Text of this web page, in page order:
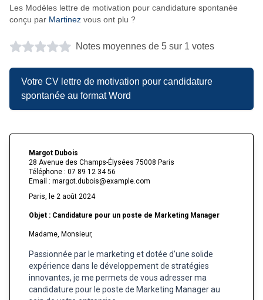
Les Modèles lettre de motivation pour candidature spontanée
conçu par Martinez vous ont plu ?
Notes moyennes de 5 sur 1 votes
Votre CV lettre de motivation pour candidature
spontanée au format Word
Margot Dubois
28 Avenue des Champs-Élysées 75008 Paris
Téléphone : 07 89 12 34 56
Email : margot.dubois@example.com
Paris, le 2 août 2024
Objet : Candidature pour un poste de Marketing Manager
Madame, Monsieur,
Passionnée par le marketing et dotée d'une solide
expérience dans le développement de stratégies
innovantes, je me permets de vous adresser ma
candidature pour le poste de Marketing Manager au